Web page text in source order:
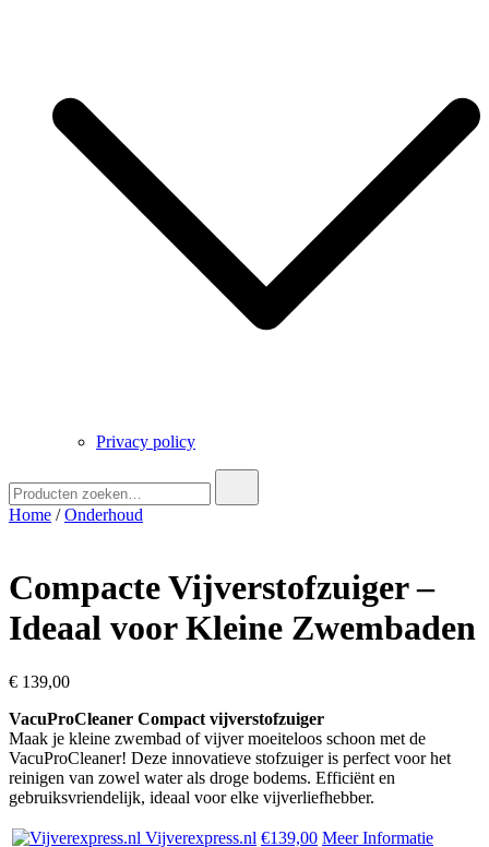
Privacy policy
naar:
Home /Onderhoud
Compacte Vijverstofzuiger –
Ideaal voor Kleine Zwembaden
€ 139,00
VacuProCleaner Compact vijverstofzuiger
Maak je kleine zwembad of vijver moeiteloos schoon met de
VacuProCleaner! Deze innovatieve stofzuiger is perfect voor het
reinigen van zowel water als droge bodems. Efficiënt en
gebruiksvriendelijk, ideaal voor elke vijverliefhebber.
Vijverexpress.nl €139,00 Meer Informatie